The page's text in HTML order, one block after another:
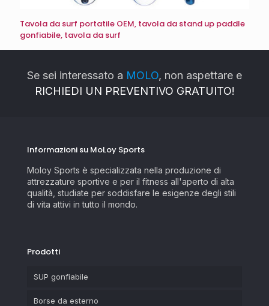
Tavola da surf portatile OEM, tavola da stand up paddle
gonfiabile, tavola da surf
Se sei interessato a MOLO, non aspettare e
RICHIEDI UN PREVENTIVO GRATUITO!
Informazioni su MoLoy Sports
Moloy Sports è specializzata nella produzione di
attrezzature sportive e per il fitness all'aperto di alta
qualità, studiate per soddisfare le esigenze degli stili
di vita attivi in tutto il mondo.
Prodotti
SUP gonfiabile
Borse da esterno